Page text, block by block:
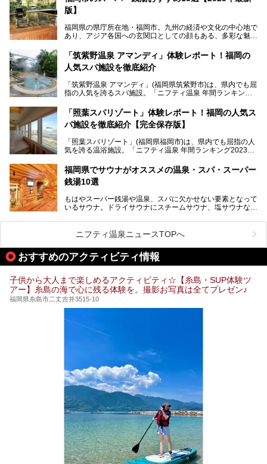
「ふだん着の温泉 鶴は千年」は、吉井温泉にある日帰り入
住民や温泉ファンに愛され続けています。今回は筆者自ら日
帰り入浴し、自慢の温泉を中心に詳細レビューします！
版】
福岡県の県庁所在地・福岡市。九州の経済や文化の中心地で
あり、アジア各国への玄関口としての顔もある、多彩な魅力
そんな福岡市は、スーパー銭湯も多種多彩。玄界灘を眺めら
れるリゾート気分満点のスーパー銭湯から、繁華街近くのレ
いスーパー銭湯を一挙ご紹介します。
「筑紫野温泉 アマンディ」体験レポート！福岡の
人気スパ施設を徹底紹介
「筑紫野温泉 アマンディ」(福岡県筑紫野市)は、県内でも屈
指の人気を誇るスパ施設。「ニフティ温泉 年間ランキング2
入浴客で賑わっています。
そこで今回は、ニフティ温泉ライターである筆者が現地訪
ーム・併設するレストランを体験し、それらの全貌を徹底紹
介します！
「照葉スパリゾート」体験レポート！福岡の人気ス
パ施設を徹底紹介【完全保存版】
「照葉スパリゾート」(福岡県福岡市)は、県内でも屈指の人
気を誇る温浴施設。「ニフティ温泉 年間ランキング2023」
常連客で賑わっています。
そこで今回は、ニフティ温泉ライターである筆者が現地体
ューズメント・宿泊施設・グルメ・その他施設まで、多彩な
る全貌と魅力を徹底紹介します！
福岡県でサウナがオススメの温泉・スパ・スーパー
銭湯10選
もはやスーパー銭湯や温泉、スパに欠かせない要素となって
いるサウナ。ドライサウナにスチームサウナ、塩サウナな
ペース、ロウリュウなど、心ゆくまで楽しむためのサービス
が充実した施設も多くみられます。
今回はそんなサウナにこだわった、福岡県内のオススメ温
泉・銭湯・スパを10件紹介したいと思います！
ニフティ温泉ニュースTOPへ
おすすめのアクティビティ情報
子供から大人まで楽しめるアクティビティ☆【糸島・SUP体験ツ
アー】糸島の海で心に残る体験を。撮影お写真は全てプレゼン♪
福岡県糸島市二丈吉井3515-10